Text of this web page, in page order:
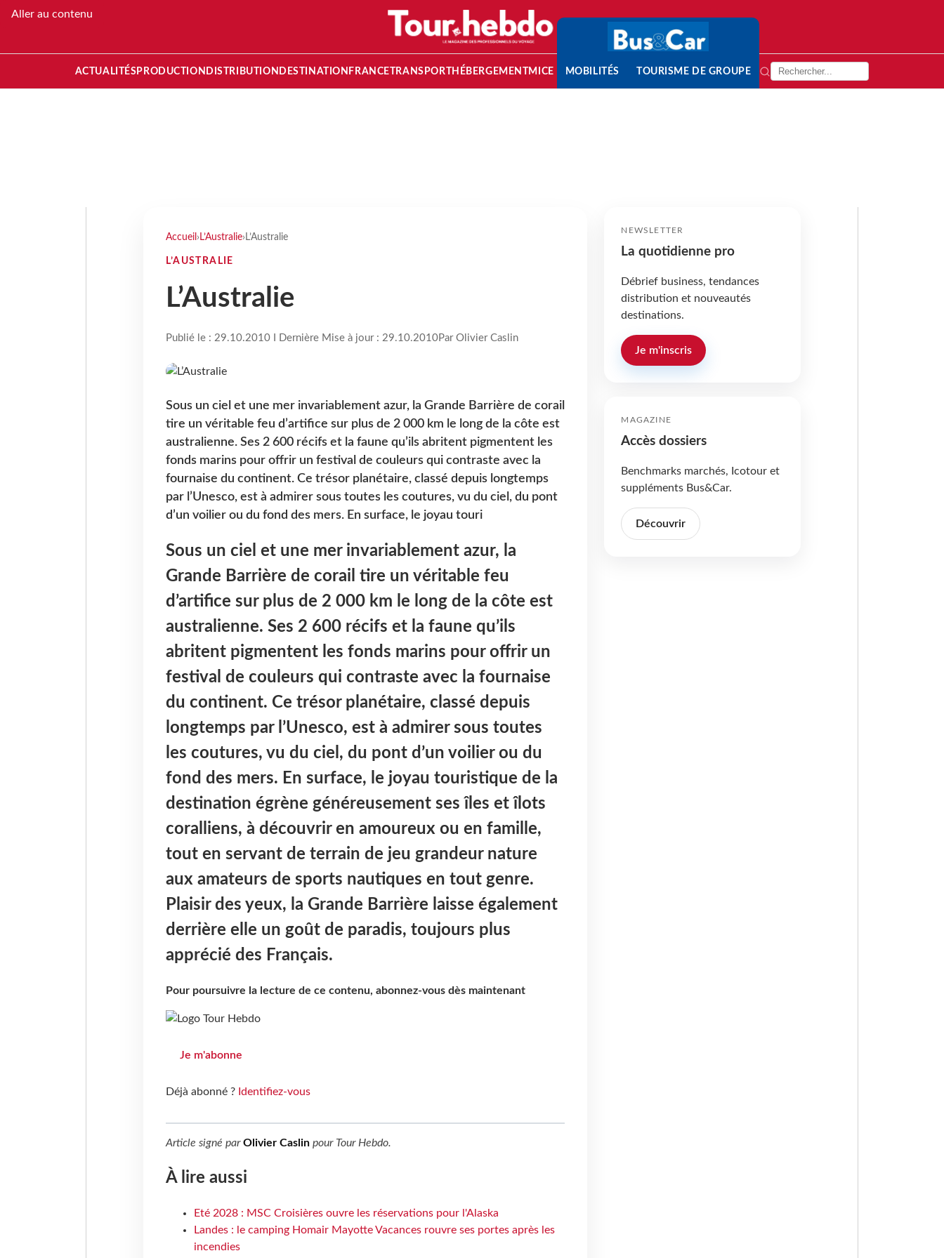
Aller au contenu
ACTUALITÉS PRODUCTION DISTRIBUTION DESTINATION FRANCETRANSPORT HÉBERGEMENTMICE MOBILITÉS TOURISME DE GROUPE
Accueil › L’Australie› L’Australie
L’AUSTRALIE
L’Australie
Publié le : 29.10.2010 I Dernière Mise à jour : 29.10.2010Par Olivier Caslin
Sous un ciel et une mer invariablement azur, la Grande Barrière de corail
tire un véritable feu d’artifice sur plus de 2 000 km le long de la côte est
australienne. Ses 2 600 récifs et la faune qu’ils abritent pigmentent les
fonds marins pour offrir un festival de couleurs qui contraste avec la
fournaise du continent. Ce trésor planétaire, classé depuis longtemps
par l’Unesco, est à admirer sous toutes les coutures, vu du ciel, du pont
d’un voilier ou du fond des mers. En surface, le joyau touri
Sous un ciel et une mer invariablement azur, la
Grande Barrière de corail tire un véritable feu
d’artifice sur plus de 2 000 km le long de la côte est
australienne. Ses 2 600 récifs et la faune qu’ils
abritent pigmentent les fonds marins pour offrir un
festival de couleurs qui contraste avec la fournaise
du continent. Ce trésor planétaire, classé depuis
longtemps par l’Unesco, est à admirer sous toutes
les coutures, vu du ciel, du pont d’un voilier ou du
fond des mers. En surface, le joyau touristique de la
destination égrène généreusement ses îles et îlots
coralliens, à découvrir en amoureux ou en famille,
tout en servant de terrain de jeu grandeur nature
aux amateurs de sports nautiques en tout genre.
Plaisir des yeux, la Grande Barrière laisse également
derrière elle un goût de paradis, toujours plus
apprécié des Français.
Pour poursuivre la lecture de ce contenu, abonnez-vous dès maintenant
Je m'abonne
Déjà abonné ? Identifiez-vous
Article signé parOlivier Caslinpour Tour Hebdo.
À lire aussi
Eté 2028 : MSC Croisières ouvre les réservations pour l'Alaska
Landes : le camping Homair Mayotte Vacances rouvre ses portes après les
incendies
NEWSLETTER
La quotidienne pro
Débrief business, tendances
distribution et nouveautés
destinations.
Je m'inscris
MAGAZINE
Accès dossiers
Benchmarks marchés, Icotour et
suppléments Bus&Car.
Découvrir